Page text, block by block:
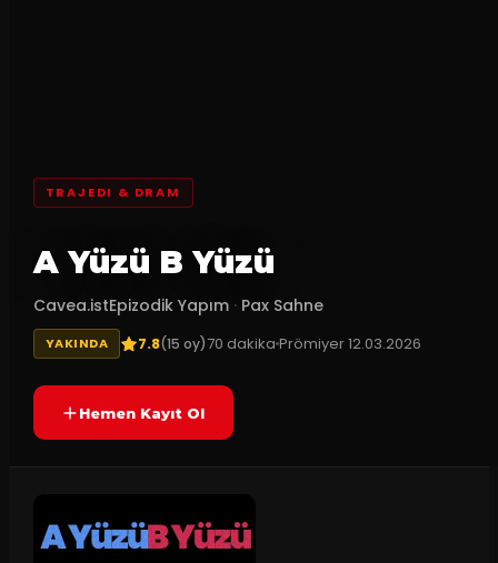
TRAJEDI & DRAM
A Yüzü B Yüzü
Cavea.istEpizodik Yapım · Pax Sahne
YAKINDA 7.8(15 oy)70 dakikaPrömiyer12.03.2026
Hemen Kayıt Ol